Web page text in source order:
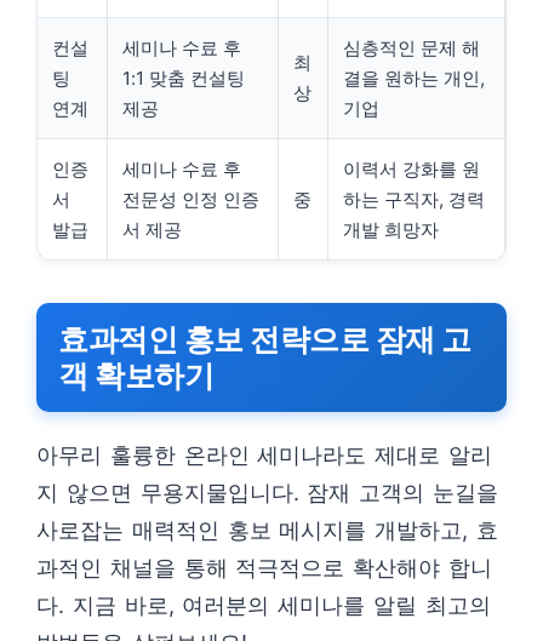
컨설
팅
연계
세미나 수료 후
1:1 맞춤 컨설팅
제공
최
상
심층적인 문제 해
결을 원하는 개인,
기업
인증
서
발급
세미나 수료 후
전문성 인정 인증
서 제공
중
이력서 강화를 원
하는 구직자, 경력
개발 희망자
효과적인 홍보 전략으로 잠재 고
객 확보하기
아무리 훌륭한 온라인 세미나라도 제대로 알리
지 않으면 무용지물입니다. 잠재 고객의 눈길을
사로잡는 매력적인 홍보 메시지를 개발하고, 효
과적인 채널을 통해 적극적으로 확산해야 합니
다. 지금 바로, 여러분의 세미나를 알릴 최고의